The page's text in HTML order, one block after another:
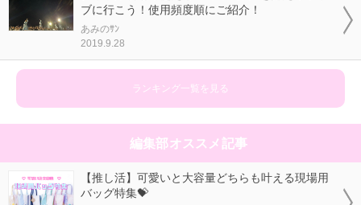
ブに行こう！使用頻度順にご紹介！
あみのｻﾝ
2019.9.28
ランキング一覧を見る
編集部オススメ記事
【推し活】可愛いと大容量どちらも叶える現場用
バッグ特集💝